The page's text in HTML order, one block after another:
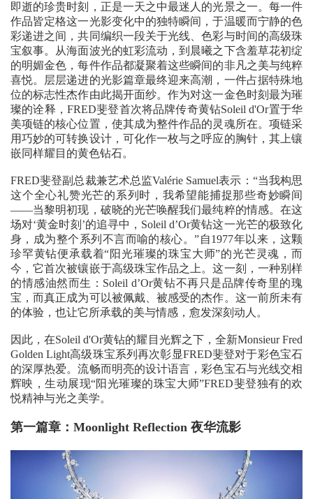
即逝的珍贵时刻，正是一天之中最迷人的光景之一。每一件
作品皆定格这一光影变化中的独特瞬间，于温暖而宁静的色
彩递进之间，共同编织一段关于光线、色彩与时间的高级珠
宝叙事。从海面波光的虹彩流动，到晨曦之下含羞草花初绽
的明媚金色，每件作品都凝聚着这些瞬间的非凡之美与纯粹
喜悦。层层递进的光影篇章最终迎来高潮，一件占据特殊地
位的标志性杰作由此揭开面纱。作为对这一金色时刻最为璀
璨的诠释，FRED斐登首次将品牌传奇黄钻Soleil d'Or置于华
美项链的核心位置，使其成为整件作品的灵魂所在。项链采
用巧妙的可转换设计，可化作一枚与之呼应的胸针，其上镶
嵌同样耀目的黄色钻石。
FRED斐登副总裁兼艺术总监Valérie Samuel表示：“当我构思
这个全心礼赞光芒的系列时，我希望能捕捉那些奇妙瞬间
——当黎明初现，破晓的光芒唤醒我们最纯粹的情感。在这
场对‘黄金时刻’的追寻中，Soleil d’Or黄钻这一光芒的极致化
身，成为整个系列不言而喻的核心。”自1977年以来，这颗
珍罕黄钻便承载着“阳光璀璨的珠宝大师”的光芒灵魂，而
今，它首次被镶嵌于高级珠宝作品之上。这一刻，一种别样
的情感油然而生：Soleil d’Or黄钻不再只是品牌传奇里的瑰
宝，而真正成为可以被佩戴、被感受的杰作。这一前所未有
的体验，也让它所承载的美与情感，愈发深刻动人。
因此，在Soleil d'Or黄钻的耀目光辉之下，全新Monsieur Fred
Golden Light高级珠宝系列再次彰显FRED斐登对于彩色宝石
的深厚热爱。流畅而明亮的设计语言，彩色宝石与光线交相
辉映，生动展现“阳光璀璨的珠宝大师”FRED斐登独有的欢
悦精神与光之美学。
第一篇章：Moonlight Reflection 夜华流影